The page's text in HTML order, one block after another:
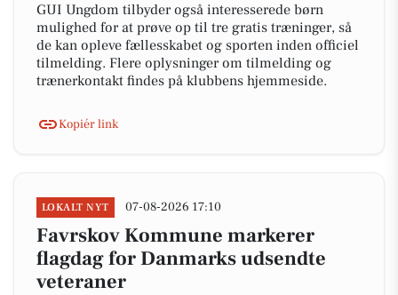
GUI Ungdom tilbyder også interesserede børn
mulighed for at prøve op til tre gratis træninger, så
de kan opleve fællesskabet og sporten inden officiel
tilmelding. Flere oplysninger om tilmelding og
trænerkontakt findes på klubbens hjemmeside.
Kopiér link
LOKALT NYT 07-08-2026 17:10
Favrskov Kommune markerer
flagdag for Danmarks udsendte
veteraner